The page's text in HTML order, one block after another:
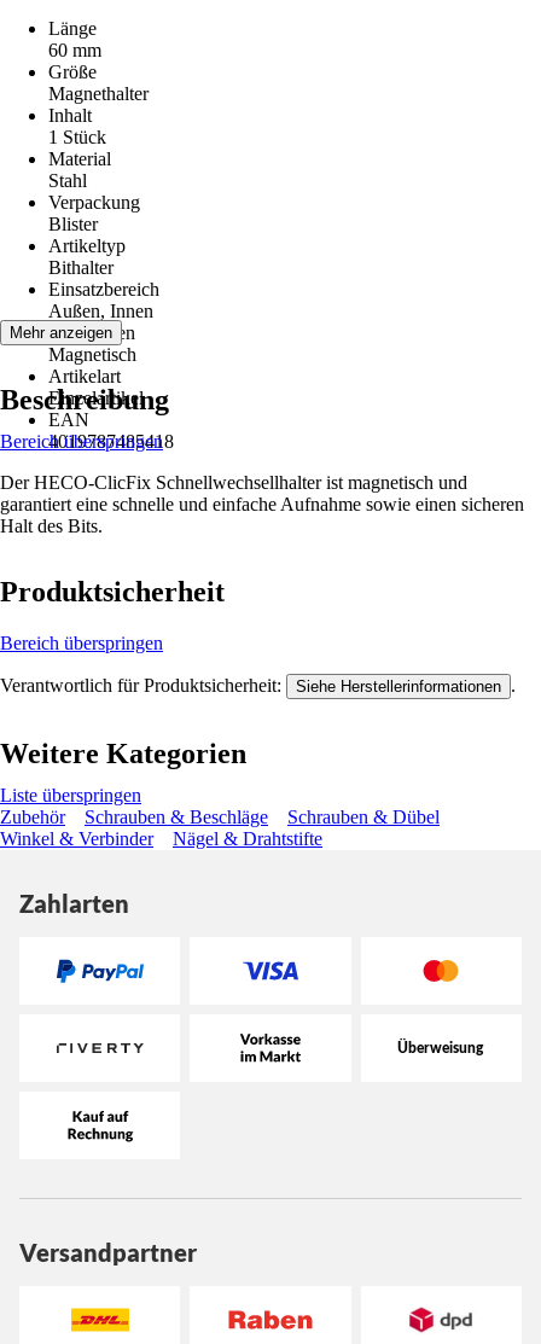
Länge
60 mm
Größe
Magnethalter
Inhalt
1 Stück
Material
Stahl
Verpackung
Blister
Artikeltyp
Bithalter
Einsatzbereich
Außen, Innen
Funktionen
Magnetisch
Artikelart
Einzelartikel
EAN
4019787485418
Mehr anzeigen
Beschreibung
Bereich überspringen
Der HECO-ClicFix Schnellwechsellhalter ist magnetisch und
garantiert eine schnelle und einfache Aufnahme sowie einen sicheren
Halt des Bits.
Produktsicherheit
Bereich überspringen
Verantwortlich für Produktsicherheit: Siehe Herstellerinformationen .
Weitere Kategorien
Liste überspringen
Zubehör
Schrauben & Beschläge
Schrauben & Dübel
Winkel & Verbinder
Nägel & Drahtstifte
Zahlarten
Versandpartner